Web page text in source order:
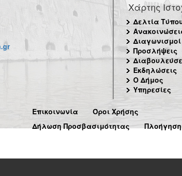
Χάρτης
Δελτία
Διαγωνισμοί
Προσλήψεις
Εκδηλώσεις
Ο Δήμος
Υπηρεσίες
Επικοινωνία
Όροι Χρήσης
Δήλωση Προσβασιμότητας
Πλοήγηση